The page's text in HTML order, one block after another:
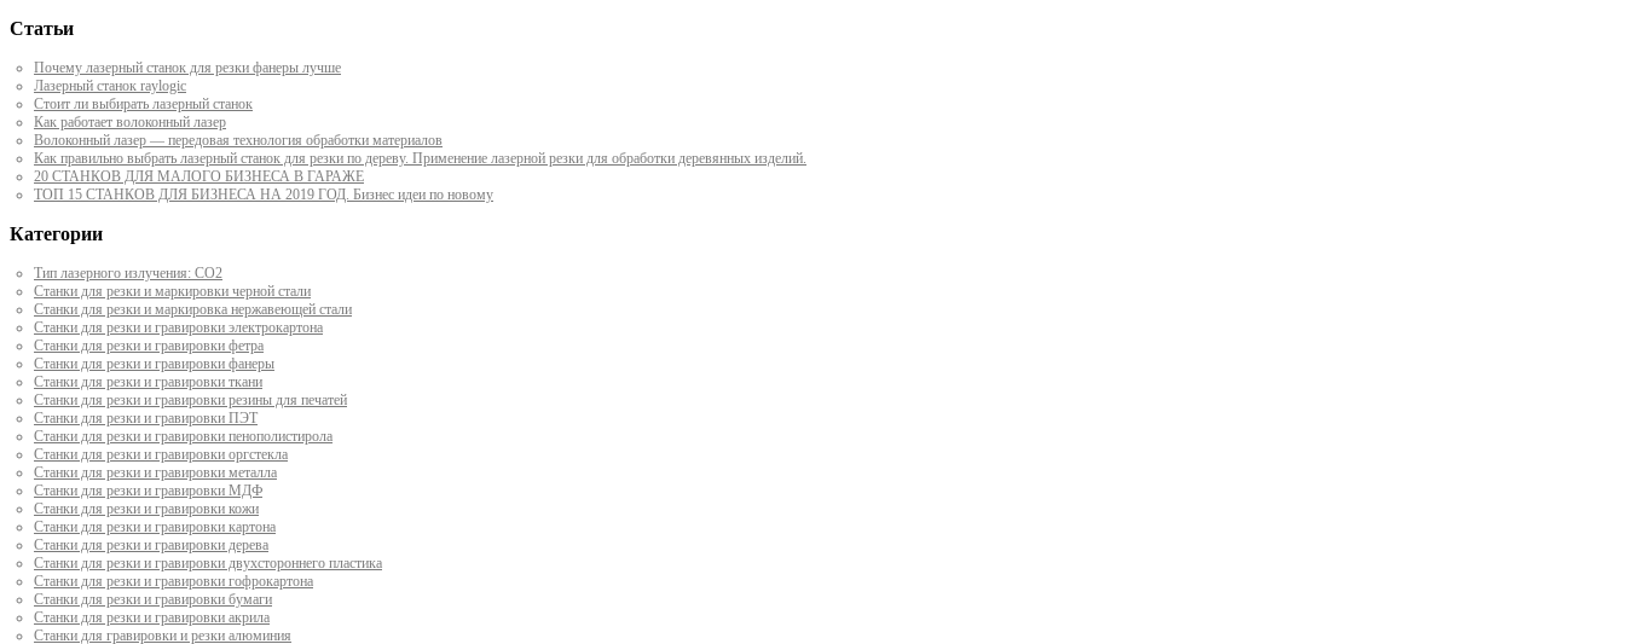
Статьи
Почему лазерный станок для резки фанеры лучше
Лазерный станок raylogic
Стоит ли выбирать лазерный станок
Как работает волоконный лазер
Волоконный лазер — передовая технология обработки материалов
Как правильно выбрать лазерный станок для резки по дереву. Применение лазерной резки для обработки деревянных изделий.
20 СТАНКОВ ДЛЯ МАЛОГО БИЗНЕСА В ГАРАЖЕ
ТОП 15 СТАНКОВ ДЛЯ БИЗНЕСА НА 2019 ГОД. Бизнес идеи по новому
Категории
Тип лазерного излучения: СО2
Станки для резки и маркировки черной стали
Станки для резки и маркировка нержавеющей стали
Станки для резки и гравировки электрокартона
Станки для резки и гравировки фетра
Станки для резки и гравировки фанеры
Станки для резки и гравировки ткани
Станки для резки и гравировки резины для печатей
Станки для резки и гравировки ПЭТ
Станки для резки и гравировки пенополистирола
Станки для резки и гравировки оргстекла
Станки для резки и гравировки металла
Станки для резки и гравировки МДФ
Станки для резки и гравировки кожи
Станки для резки и гравировки картона
Станки для резки и гравировки дерева
Станки для резки и гравировки двухстороннего пластика
Станки для резки и гравировки гофрокартона
Станки для резки и гравировки бумаги
Станки для резки и гравировки акрила
Станки для гравировки и резки алюминия